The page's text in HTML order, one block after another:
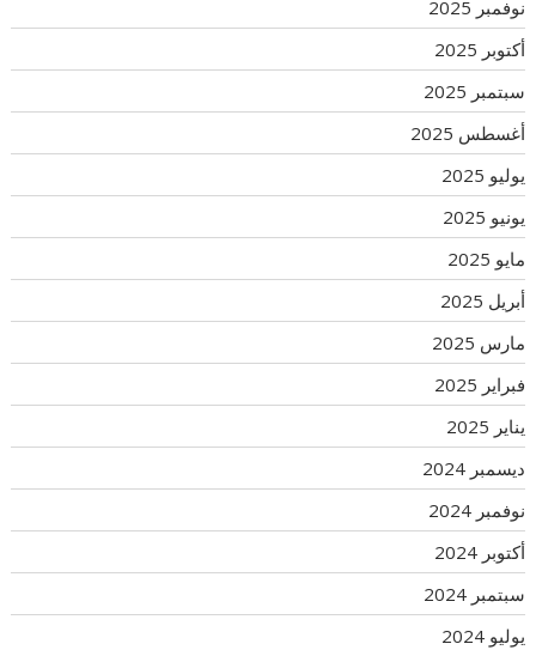
نوفمبر 2025
أكتوبر 2025
سبتمبر 2025
أغسطس 2025
يوليو 2025
يونيو 2025
مايو 2025
أبريل 2025
مارس 2025
فبراير 2025
يناير 2025
ديسمبر 2024
نوفمبر 2024
أكتوبر 2024
سبتمبر 2024
يوليو 2024